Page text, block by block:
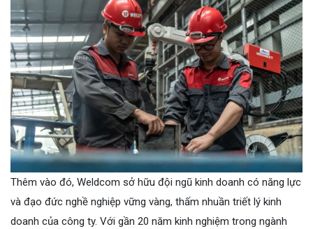
Thêm vào đó, Weldcom sở hữu đội ngũ kinh doanh có năng lực
và đạo đức nghề nghiệp vững vàng, thấm nhuần triết lý kinh
doanh của công ty. Với gần 20 năm kinh nghiệm trong ngành